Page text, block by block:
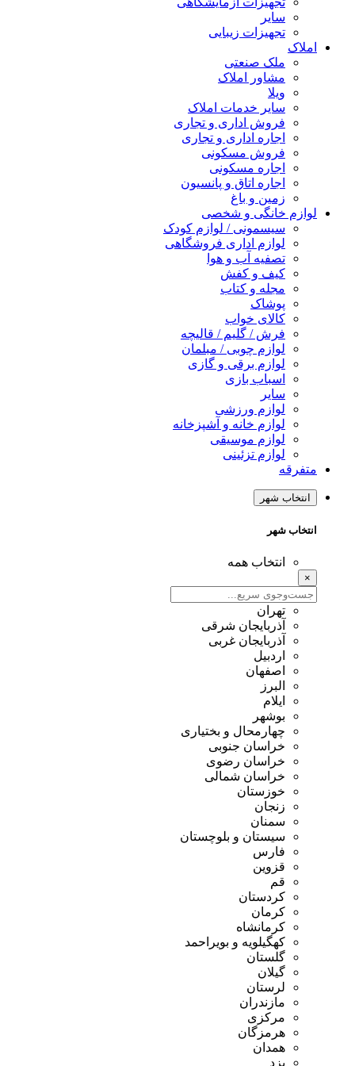
سایر
تجهیزات زیبایی
املاک
ملک صنعتی
مشاور املاک
ویلا
سایر خدمات املاک
فروش اداری و تجاری
اجاره اداری و تجاری
فروش مسکونی
اجاره مسکونی
اجاره اتاق و پانسیون
زمین و باغ
لوازم خانگی و شخصی
سیسمونی / لوازم کودک
لوازم اداری فروشگاهی
تصفیه آب و هوا
کیف و کفش
مجله و کتاب
پوشاک
کالای خواب
فرش / گلیم / قالیچه
لوازم چوبی / مبلمان
لوازم برقی و گازی
اسباب بازی
سایر
لوازم ورزشی
لوازم خانه و آشپزخانه
لوازم موسیقی
لوازم تزئینی
متفرقه
انتخاب شهر
انتخاب شهر
انتخاب همه
تهران
آذربایجان شرقی
آذربایجان غربی
اردبیل
اصفهان
البرز
ایلام
بوشهر
چهارمحال و بختیاری
خراسان جنوبی
خراسان رضوی
خراسان شمالی
خوزستان
زنجان
سمنان
سیستان و بلوچستان
فارس
قزوین
قم
کردستان
کرمان
کرمانشاه
کهگیلویه و بویراحمد
گلستان
گیلان
لرستان
مازندران
مرکزی
هرمزگان
همدان
یزد